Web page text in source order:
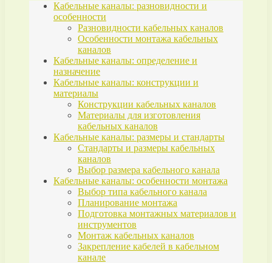
Кабельные каналы: разновидности и
особенности
Разновидности кабельных каналов
Особенности монтажа кабельных
каналов
Кабельные каналы: определение и
назначение
Кабельные каналы: конструкции и
материалы
Конструкции кабельных каналов
Материалы для изготовления
кабельных каналов
Кабельные каналы: размеры и стандарты
Стандарты и размеры кабельных
каналов
Выбор размера кабельного канала
Кабельные каналы: особенности монтажа
Выбор типа кабельного канала
Планирование монтажа
Подготовка монтажных материалов и
инструментов
Монтаж кабельных каналов
Закрепление кабелей в кабельном
канале